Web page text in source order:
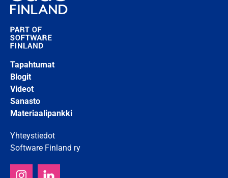
Tapahtumat
Blogit
Videot
Sanasto
Materiaalipankki
Yhteystiedot
Software Finland ry